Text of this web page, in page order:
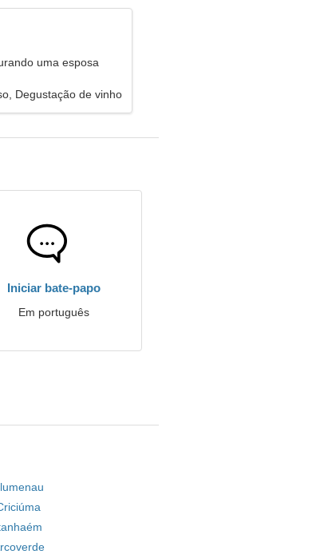
uma esposa
Degustação de vinho
Iniciar bate-papo
Em português